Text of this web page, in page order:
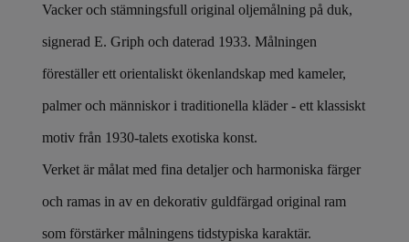
Vacker och stämningsfull original oljemålning på duk,
signerad E. Griph och daterad 1933. Målningen
föreställer ett orientaliskt ökenlandskap med kameler,
palmer och människor i traditionella kläder - ett klassiskt
motiv från 1930-talets exotiska konst.
Verket är målat med fina detaljer och harmoniska färger
och ramas in av en dekorativ guldfärgad original ram
som förstärker målningens tidstypiska karaktär.